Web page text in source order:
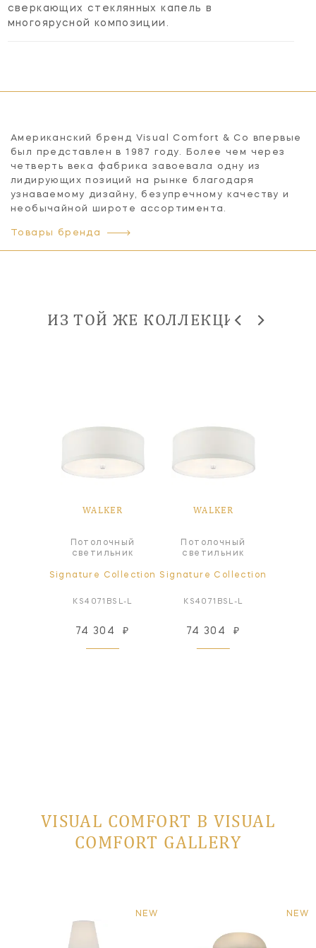
сверкающих стеклянных капель в
многоярусной композиции.
Американский бренд Visual Comfort & Co впервые
был представлен в 1987 году. Более чем через
четверть века фабрика завоевала одну из
лидирующих позиций на рынке благодаря
узнаваемому дизайну, безупречному качеству и
необычайной широте ассортимента.
Товары бренда
ИЗ ТОЙ ЖЕ КОЛЛЕКЦИИ
WALKER
Потолочный
светильник
Signature Collection
KS4071BSL-L
74 304 ₽
WALKER
Потолочный
светильник
Signature Collection
KS4071BSL-L
74 304 ₽
VISUAL COMFORT В VISUAL
COMFORT GALLERY
NEW NEW